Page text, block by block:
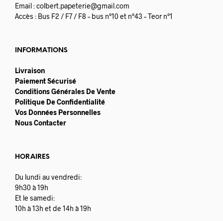
Email :colbert.papeterie@gmail.com
Accès : Bus F2 / F7 / F8 – bus n°10 et n°43 – Teor n°1
INFORMATIONS
Livraison
Paiement Sécurisé
Conditions Générales De Vente
Politique De Confidentialité
Vos Données Personnelles
Nous Contacter
HORAIRES
Du lundi au vendredi:
9h30 à 19h
Et le samedi:
10h à 13h et de 14h à 19h